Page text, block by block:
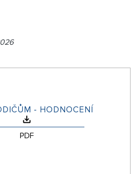
- HODNOCENÍ
PDF